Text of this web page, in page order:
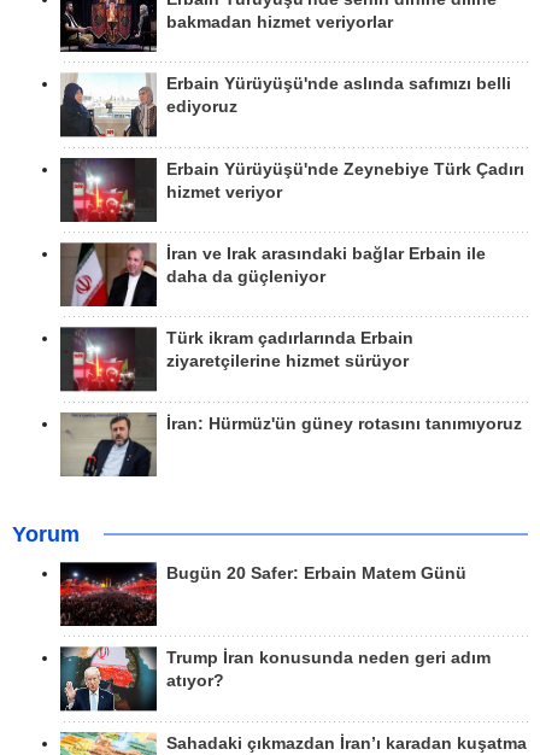
bakmadan hizmet veriyorlar
Erbain Yürüyüşü'nde aslında safımızı belli
ediyoruz
Erbain Yürüyüşü'nde Zeynebiye Türk Çadırı
hizmet veriyor
İran ve Irak arasındaki bağlar Erbain ile
daha da güçleniyor
Türk ikram çadırlarında Erbain
ziyaretçilerine hizmet sürüyor
İran: Hürmüz'ün güney rotasını tanımıyoruz
Yorum
Bugün 20 Safer: Erbain Matem Günü
Trump İran konusunda neden geri adım
atıyor?
Sahadaki çıkmazdan İran’ı karadan kuşatma